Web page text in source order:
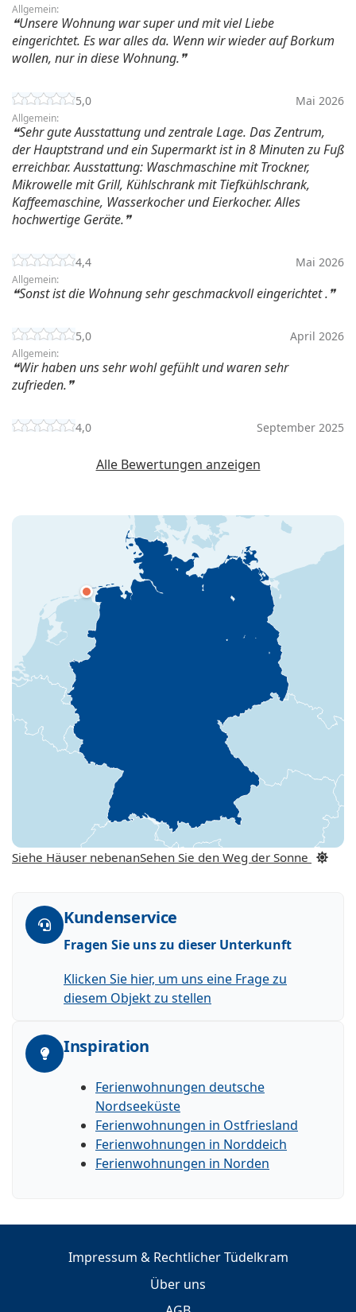
Allgemein:
Unsere Wohnung war super und mit viel Liebe
eingerichtet. Es war alles da. Wenn wir wieder auf Borkum
wollen, nur in diese Wohnung.
5,0 Mai 2026
Allgemein:
Sehr gute Ausstattung und zentrale Lage. Das Zentrum,
der Hauptstrand und ein Supermarkt ist in 8 Minuten zu Fuß
erreichbar. Ausstattung: Waschmaschine mit Trockner,
Mikrowelle mit Grill, Kühlschrank mit Tiefkühlschrank,
Kaffeemaschine, Wasserkocher und Eierkocher. Alles
hochwertige Geräte.
4,4 Mai 2026
Allgemein:
Sonst ist die Wohnung sehr geschmackvoll eingerichtet .
5,0 April 2026
Allgemein:
Wir haben uns sehr wohl gefühlt und waren sehr
zufrieden.
4,0 September 2025
Alle Bewertungen anzeigen
Siehe Häuser nebenanSehen Sie den Weg der Sonne
Kundenservice
Fragen Sie uns zu dieser Unterkunft
Klicken Sie hier, um uns eine Frage zu
diesem Objekt zu stellen
Inspiration
Ferienwohnungen deutsche
Nordseeküste
Ferienwohnungen in Ostfriesland
Ferienwohnungen in Norddeich
Ferienwohnungen in Norden
Impressum & Rechtlicher Tüdelkram
Über uns